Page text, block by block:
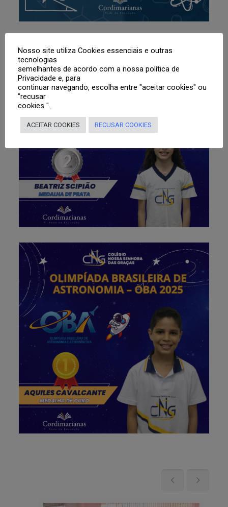
Olimpíada Brasileira de
7 de julho de 2025
Olimpíada Brasileira de
Astronomia – Medalha de ouro
Nosso site utiliza Cookies essenciais e outras
tecnologias
semelhantes de acordo com a nossa política de
Privacidade e, para
continuar navegando, escolha entre "aceitar cookies" ou
"recusar
cookies ".
ACEITAR COOKIES RECUSAR COOKIES